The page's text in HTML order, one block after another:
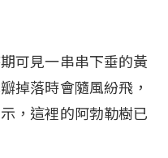
可見一串串下垂的黃
掉落時會隨風紛飛，
，這裡的阿勃勒樹已